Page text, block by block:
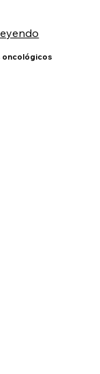
oncológicos